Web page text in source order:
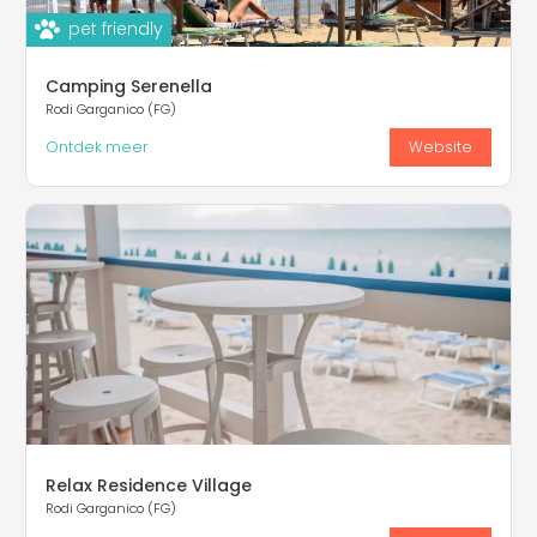
pet friendly
Camping Serenella
Rodi Garganico (FG)
Ontdek meer Website
Relax Residence Village
Rodi Garganico (FG)